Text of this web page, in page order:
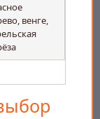
венге,